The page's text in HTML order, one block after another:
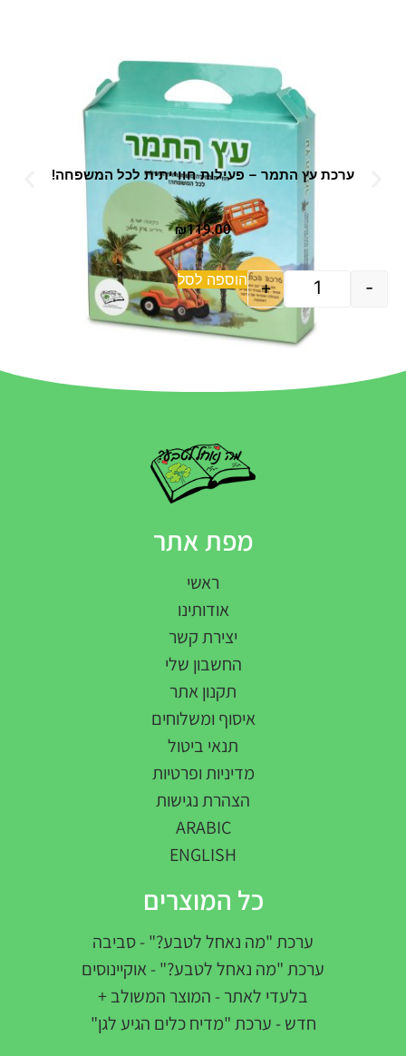
ערכת עץ התמר – פעילות חווייתית לכל המשפחה!
₪119.00
-
+ הוספה לסל
מפת אתר
ראשי
אודותינו
יצירת קשר
החשבון שלי
תקנון אתר
איסוף ומשלוחים
תנאי ביטול
מדיניות ופרטיות
הצהרת נגישות
ARABIC
ENGLISH
כל המוצרים
ערכת "מה נאחל לטבע?" - סביבה
ערכת "מה נאחל לטבע?" - אוקיינוסים
בלעדי לאתר - המוצר המשולב +
חדש - ערכת "מדיח כלים הגיע לגן"